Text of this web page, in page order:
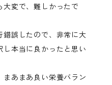
変で、難しかったで
誤したので、非常に大
本当に良かったと思い
あまあ良い栄養バラン